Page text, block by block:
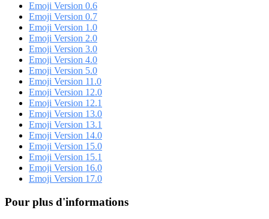
Emoji Version 0.6
Emoji Version 0.7
Emoji Version 1.0
Emoji Version 2.0
Emoji Version 3.0
Emoji Version 4.0
Emoji Version 5.0
Emoji Version 11.0
Emoji Version 12.0
Emoji Version 12.1
Emoji Version 13.0
Emoji Version 13.1
Emoji Version 14.0
Emoji Version 15.0
Emoji Version 15.1
Emoji Version 16.0
Emoji Version 17.0
Pour plus d'informations